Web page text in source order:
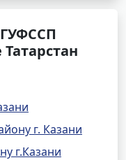
г. Казани
г.Казани